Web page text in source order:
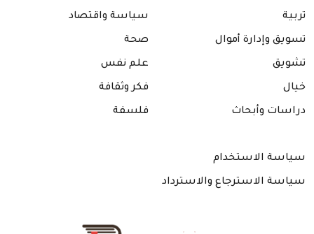
تربية
تسويق وإدارة أموال
تشويق
خيال
دراسات وأبحاث
سياسة واقتصاد
صحة
علم نفس
فكر وثقافة
فلسفة
سياسة الاستخدام
سياسة الاسترجاع والاسترداد